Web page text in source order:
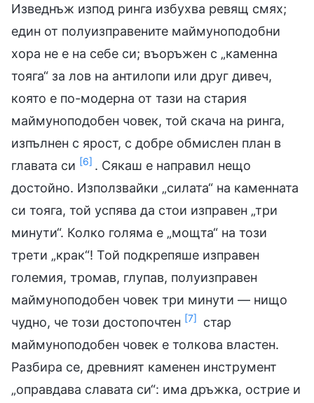
Изведнъж изпод ринга избухва ревящ смях;
един от полуизправените маймуноподобни
хора не е на себе си; въоръжен с „каменна
тояга“ за лов на антилопи или друг дивеч,
която е по-модерна от тази на стария
маймуноподобен човек, той скача на ринга,
изпълнен с ярост, с добре обмислен план в
главата си [6] . Сякаш е направил нещо
достойно. Използвайки „силата“ на каменната
си тояга, той успява да стои изправен „три
минути“. Колко голяма е „мощта“ на този
трети „крак“! Той подкрепяше изправен
големия, тромав, глупав, полуизправен
маймуноподобен човек три минути — нищо
чудно, че този достопочтен [7]
стар
маймуноподобен човек е толкова властен.
Разбира се, древният каменен инструмент
„оправдава славата си“: има дръжка, острие и